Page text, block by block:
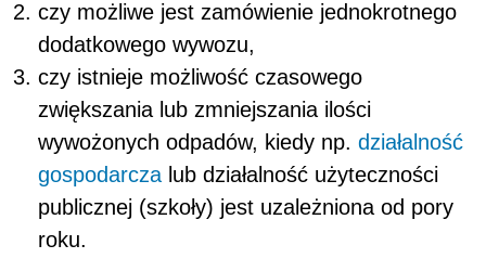
czy możliwe jest zamówienie jednokrotnego
dodatkowego wywozu,
czy istnieje możliwość czasowego
zwiększania lub zmniejszania ilości
wywożonych odpadów, kiedy np. działalność
gospodarcza lub działalność użyteczności
publicznej (szkoły) jest uzależniona od pory
roku.